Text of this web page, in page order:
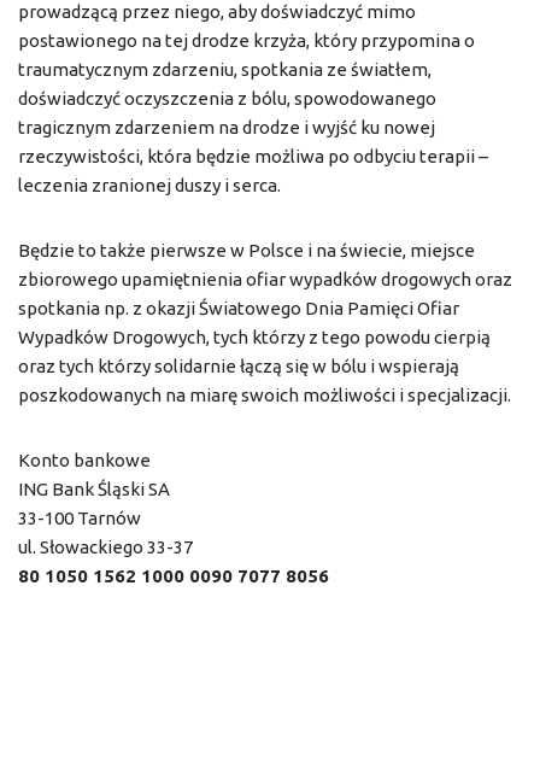
prowadzącą przez niego, aby doświadczyć mimo
postawionego na tej drodze krzyża, który przypomina o
traumatycznym zdarzeniu, spotkania ze światłem,
doświadczyć oczyszczenia z bólu, spowodowanego
tragicznym zdarzeniem na drodze i wyjść ku nowej
rzeczywistości, która będzie możliwa po odbyciu terapii –
leczenia zranionej duszy i serca.
Będzie to także pierwsze w Polsce i na świecie, miejsce
zbiorowego upamiętnienia ofiar wypadków drogowych oraz
spotkania np. z okazji Światowego Dnia Pamięci Ofiar
Wypadków Drogowych, tych którzy z tego powodu cierpią
oraz tych którzy solidarnie łączą się w bólu i wspierają
poszkodowanych na miarę swoich możliwości i specjalizacji.
Konto bankowe
ING Bank Śląski SA
33-100 Tarnów
ul. Słowackiego 33-37
80 1050 1562 1000 0090 7077 8056